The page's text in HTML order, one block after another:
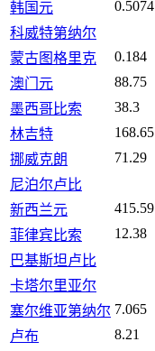
韩国元 0.5074
科威特第纳尔
蒙古图格里克
0.184
澳门元
88.75
墨西哥比索
38.3
林吉特
168.65
挪威克朗
71.29
尼泊尔卢比
新西兰元
415.59
菲律宾比索
12.38
巴基斯坦卢比
卡塔尔里亚尔
塞尔维亚第纳尔 7.065
卢布
8.21